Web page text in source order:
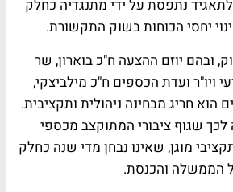
נתפסת על ידי מתנגדיה כחלק
יחסי הכוחות בשוק התקשורת.
ובהם יוזם ההצעה ח"כ בוארון, שר
ועדת הכספים ח"כ מילביצקי,
הוא חריג מבחינה ניהולית ותקציבית.
שגוף ציבורי המתוקצב מכספי
מוגן, שאינו נבחן מדי שנה כחלק
הממשלה והכנסת.